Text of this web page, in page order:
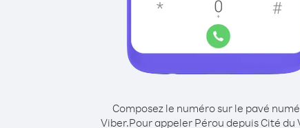
Composez le numéro sur le pavé
Viber.Pour appeler Pérou depuis Cité du